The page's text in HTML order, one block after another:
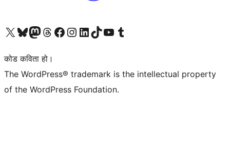
हाम्रो X (पहिले ट्विटर) खातामा जानुहोस्
हाम्रो Bluesky खाता भ्रमण गर्नुहोस्
हाम्रो म्यास्टोडन खाता भ्रमण गर्नुहोस्
हाम्रो थ्रेड्स खातामा जानुहोस्
हाम्रो फेसबुक पेजमा जानुहोस्
हाम्रो इन्स्टाग्राम खातामा जानुहोस्
हाम्रो लिङ्क्डइन खातामा जानुहोस्
हाम्रो TikTok खाता भ्रमण गर्नुहोस्
हाम्रो युट्युब च्यानलमा जानुहोस्
हाम्रो टम्बलर खाता भ्रमण गर्नुहोस्
कोड कविता हो।
The WordPress® trademark is the intellectual property
of the WordPress Foundation.